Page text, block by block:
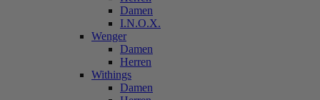
Damen
I.N.O.X.
Wenger
Damen
Herren
Withings
Damen